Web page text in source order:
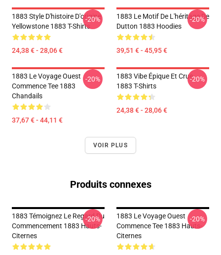
1883 Style D'histoire D'origine
Yellowstone 1883 T-Shirts
24,38 € - 28,06 €
-20%
1883 Le Motif De L'héritage De
Dutton 1883 Hoodies
39,51 € - 45,95 €
-20%
1883 Le Voyage Ouest
Commence Tee 1883
Chandails
37,67 € - 44,11 €
-20%
1883 Vibe Épique Et Crue
1883 T-Shirts
24,38 € - 28,06 €
-20%
VOIR PLUS
Produits connexes
1883 Témoignez Le Regard Du
Commencement 1883 Hauts-
Citernes
-20%
1883 Le Voyage Ouest
Commence Tee 1883 Hauts-
Citernes
-20%